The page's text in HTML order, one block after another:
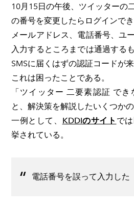
10月15日の午後、ツイッターの
の番号を変更したらログインで
メールアドレス、電話番号、ユ
入力するところまでは通過する
SMSに届くはずの認証コードが来
これは困ったことである。
「ツイッター 二要素認証 で
と、解決策を解説したいくつか
一例として、 KDDIのサイト で
挙されている。
電話番号を誤って入力した